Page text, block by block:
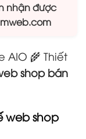
nhận được
AIO 🌾 Thiết
shop bán
web shop